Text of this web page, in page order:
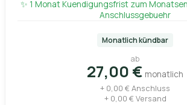
✨ 1 Monat Kuendigungsfrist zum
Anschlussgebuehr
Monatlich kündbar
ab
27,00 € monatlich
+ 0,00 € Anschluss
+ 0,00 € Versand